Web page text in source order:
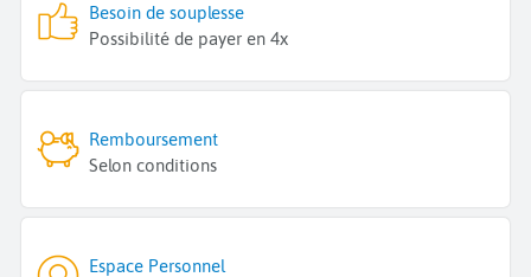
Besoin de souplesse
Possibilité de payer en 4x
Remboursement
Selon conditions
Espace Personnel